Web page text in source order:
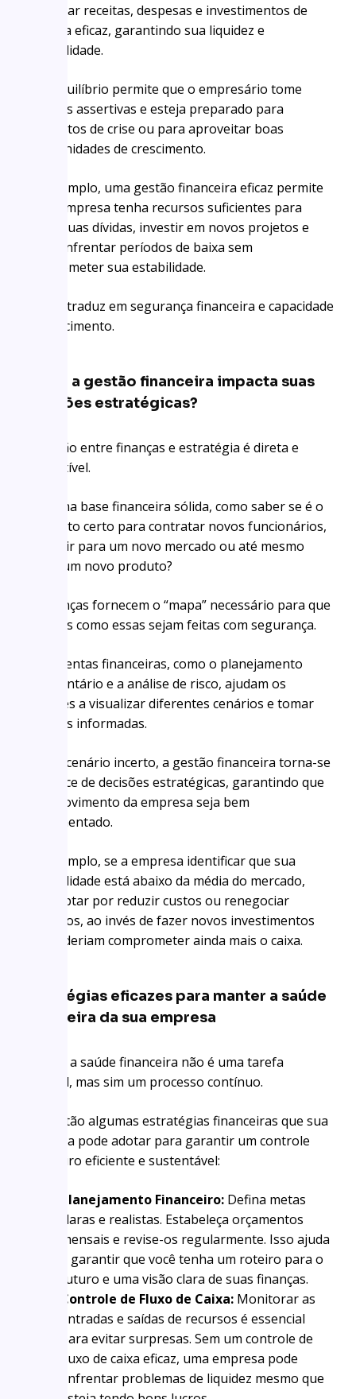
equilibrar receitas, despesas e investimentos de
maneira eficaz, garantindo sua liquidez e
rentabilidade.
Esse equilíbrio permite que o empresário tome
decisões assertivas e esteja preparado para
momentos de crise ou para aproveitar boas
oportunidades de crescimento.
Por exemplo, uma gestão financeira eficaz permite
que a empresa tenha recursos suficientes para
pagar suas dívidas, investir em novos projetos e
ainda enfrentar períodos de baixa sem
comprometer sua estabilidade.
Isso se traduz em segurança financeira e capacidade
de crescimento.
Como a gestão financeira impacta suas
decisões estratégicas?
A relação entre finanças e estratégia é direta e
indiscutível.
Sem uma base financeira sólida, como saber se é o
momento certo para contratar novos funcionários,
expandir para um novo mercado ou até mesmo
lançar um novo produto?
As finanças fornecem o “mapa” necessário para que
decisões como essas sejam feitas com segurança.
Ferramentas financeiras, como o planejamento
orçamentário e a análise de risco, ajudam os
gestores a visualizar diferentes cenários e tomar
decisões informadas.
Em um cenário incerto, a gestão financeira torna-se
o alicerce de decisões estratégicas, garantindo que
cada movimento da empresa seja bem
fundamentado.
Por exemplo, se a empresa identificar que sua
rentabilidade está abaixo da média do mercado,
pode optar por reduzir custos ou renegociar
contratos, ao invés de fazer novos investimentos
que poderiam comprometer ainda mais o caixa.
Estratégias eficazes para manter a saúde
financeira da sua empresa
Manter a saúde financeira não é uma tarefa
pontual, mas sim um processo contínuo.
Aqui estão algumas estratégias financeiras que sua
empresa pode adotar para garantir um controle
financeiro eficiente e sustentável:
Planejamento Financeiro: Defina metas
claras e realistas. Estabeleça orçamentos
mensais e revise-os regularmente. Isso ajuda
a garantir que você tenha um roteiro para o
futuro e uma visão clara de suas finanças.
Controle de Fluxo de Caixa: Monitorar as
entradas e saídas de recursos é essencial
para evitar surpresas. Sem um controle de
fluxo de caixa eficaz, uma empresa pode
enfrentar problemas de liquidez mesmo que